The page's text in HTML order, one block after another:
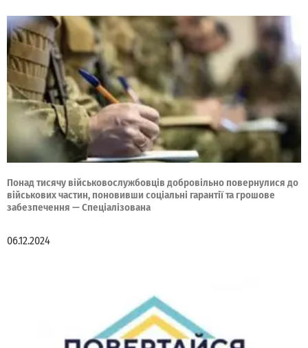
Понад тисячу військовослужбовців добровільно повернулися до
військових частин, поновивши соціальні гарантії та грошове
забезпечення — Спеціалізована
06.12.2024